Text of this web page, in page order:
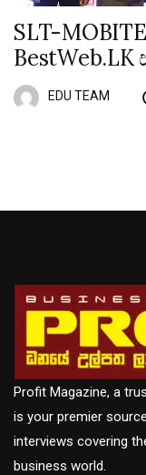
SLT-
EDU TEAM
Profit Magazine, a
is your premier
interviews covering
business world.